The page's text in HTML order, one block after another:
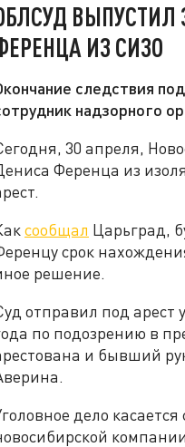
ВЫПУСТИЛ
ИЗ СИЗО
следствия
надзорного
30 апреля,
Ференца из
сообщал Царьград,
срок
решение.
отправил под арест
по подозрению в
и бывший
дело